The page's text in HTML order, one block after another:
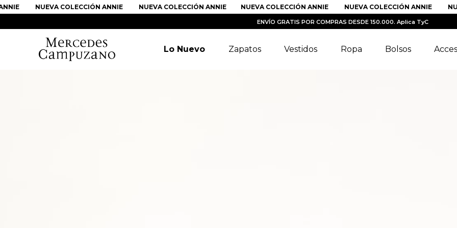
NUEVA COLECCIÓN ANNIE NUEVA COLECCIÓN ANNIE NUEVA COLECCIÓN ANNIE NUEVA COLECCIÓN ANNIE
ENVÍO GRATIS POR COMPRAS DESDE 150.000. Aplica TyC
Lo Nuevo Zapatos Vestidos Ropa Bolsos